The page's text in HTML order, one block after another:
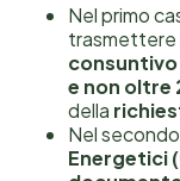
Nel primo
trasmettere
consuntivo
e non oltre
della
Nel
Energetici